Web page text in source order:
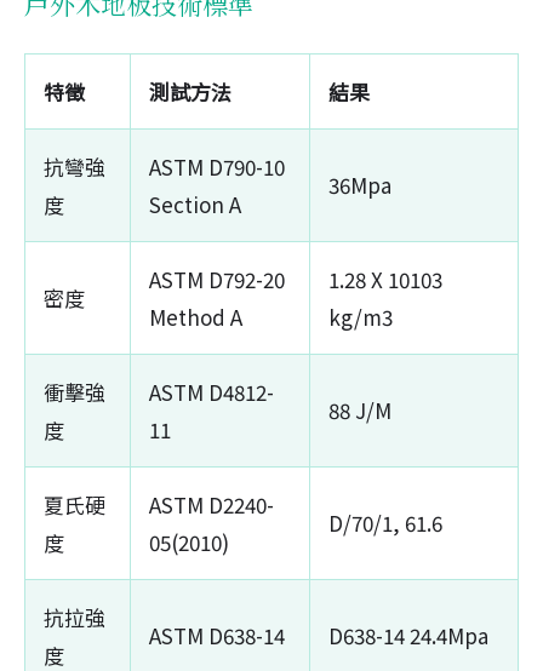
特徵 測試方法 結果
抗彎強
度
ASTM D790-10
Section A
36Mpa
密度
ASTM D792-20
Method A
1.28 X 10103
kg/m3
衝擊強
度
ASTM D4812-
11
88 J/M
夏氏硬
度
ASTM D2240-
05(2010)
D/70/1, 61.6
抗拉強
度
ASTM D638-14 D638-14 24.4Mpa